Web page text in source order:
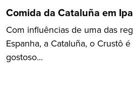
Comida da Cataluña em
Com influências de uma das
Espanha, a Cataluña, o Crustô
gostoso...